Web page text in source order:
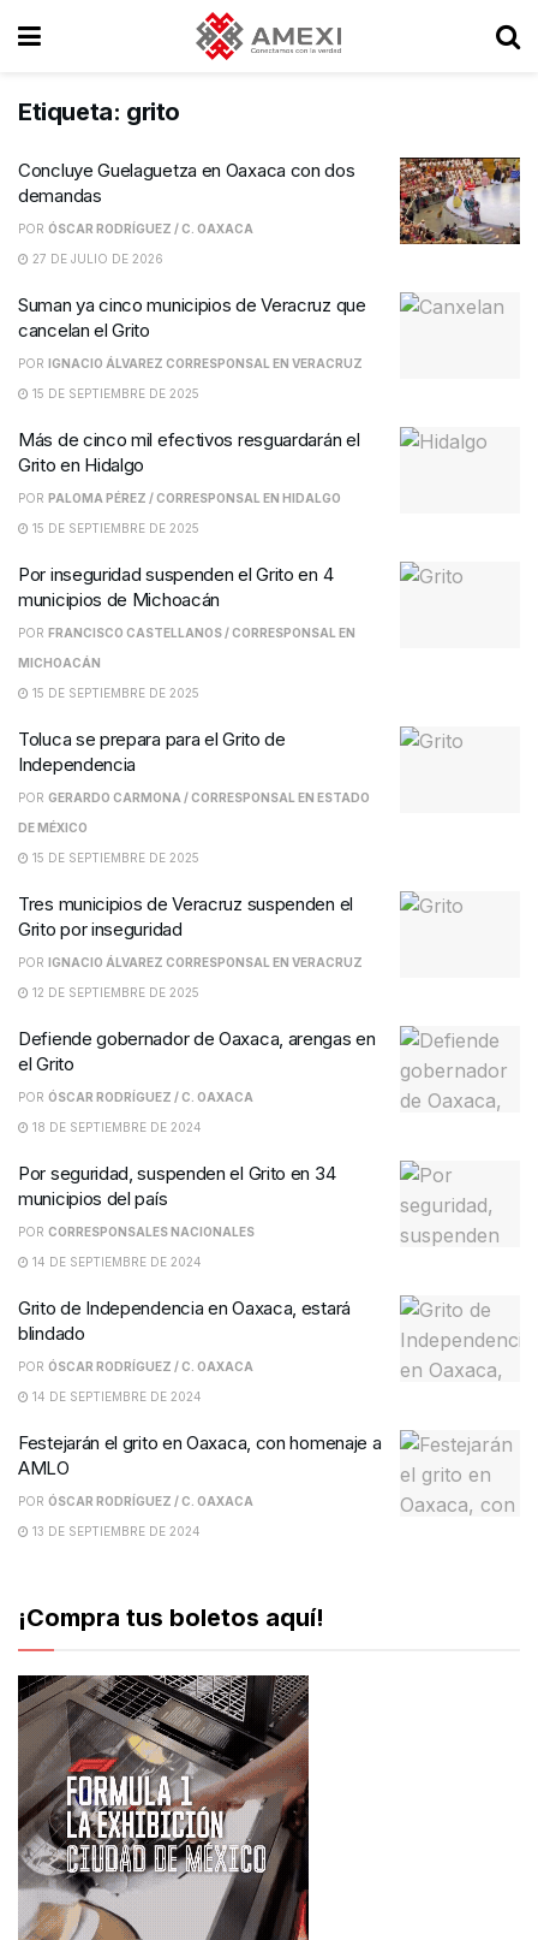
Etiqueta: grito
Concluye Guelaguetza en Oaxaca con dos
demandas
POR ÓSCAR RODRÍGUEZ / C. OAXACA
27 DE JULIO DE 2026
Suman ya cinco municipios de Veracruz que
cancelan el Grito
POR IGNACIO ÁLVAREZ CORRESPONSAL EN VERACRUZ
15 DE SEPTIEMBRE DE 2025
Más de cinco mil efectivos resguardarán el
Grito en Hidalgo
POR PALOMA PÉREZ / CORRESPONSAL EN HIDALGO
15 DE SEPTIEMBRE DE 2025
Por inseguridad suspenden el Grito en 4
municipios de Michoacán
POR FRANCISCO CASTELLANOS / CORRESPONSAL EN
MICHOACÁN
15 DE SEPTIEMBRE DE 2025
Toluca se prepara para el Grito de
Independencia
POR GERARDO CARMONA / CORRESPONSAL EN ESTADO
DE MÉXICO
15 DE SEPTIEMBRE DE 2025
Tres municipios de Veracruz suspenden el
Grito por inseguridad
POR IGNACIO ÁLVAREZ CORRESPONSAL EN VERACRUZ
12 DE SEPTIEMBRE DE 2025
Defiende gobernador de Oaxaca, arengas en
el Grito
POR ÓSCAR RODRÍGUEZ / C. OAXACA
18 DE SEPTIEMBRE DE 2024
Por seguridad, suspenden el Grito en 34
municipios del país
POR CORRESPONSALES NACIONALES
14 DE SEPTIEMBRE DE 2024
Grito de Independencia en Oaxaca, estará
blindado
POR ÓSCAR RODRÍGUEZ / C. OAXACA
14 DE SEPTIEMBRE DE 2024
Festejarán el grito en Oaxaca, con homenaje a
AMLO
POR ÓSCAR RODRÍGUEZ / C. OAXACA
13 DE SEPTIEMBRE DE 2024
¡Compra tus boletos aquí!